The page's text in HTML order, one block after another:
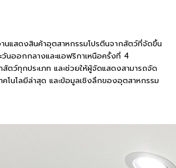
านแสดงสินค้าอุตสาหกรรมโปรตีนจากสัตว์ที่จัดขึ้น
นออกกลางและแอฟริกาเหนือครั้งที่ 4
ตว์ทุกประเภท และช่วยให้ผู้จัดแสดงสามารถจัด
นโลยีล่าสุด และข้อมูลเชิงลึกของอุตสาหกรรม